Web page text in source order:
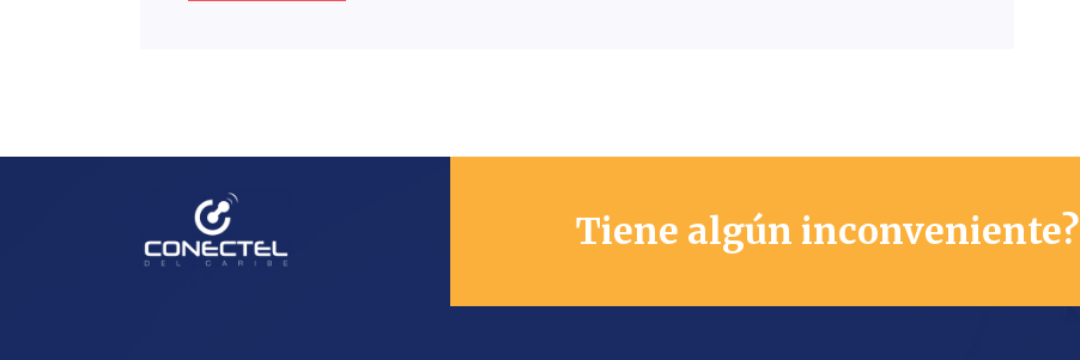
Tiene algún inconveniente?